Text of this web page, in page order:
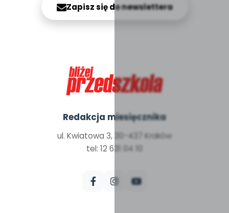
Zapisz się do newslettera
Redakcja miesięcznika
ul. Kwiatowa 3, 30-437 Kraków
tel: 12 631 04 10